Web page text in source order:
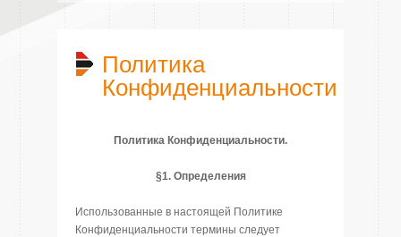
Политика
Конфиденциальности
Политика Конфиденциальности.
§1. Определения
Использованные в настоящей Политике
Конфиденциальности термины следует